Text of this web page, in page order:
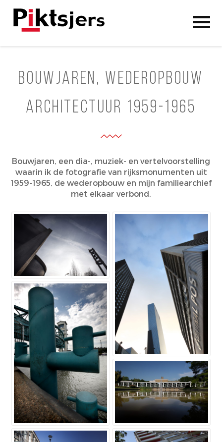
Skip to content
Bouwjaren, wederopbouw
architectuur 1959-1965
Bouwjaren, een dia-, muziek- en vertelvoorstelling
waarin ik de fotografie van rijksmonumenten uit
1959-1965, de wederopbouw en mijn familiearchief
met elkaar verbond.